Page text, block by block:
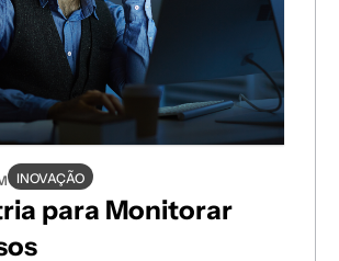
INOVAÇÃO
para Monitorar